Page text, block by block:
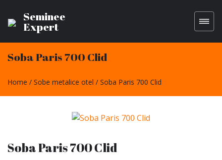
Seminee
Expert
Soba Paris 700 Clid
Home Sobe metalice otel Soba Paris 700 Clid
Soba Paris 700 Clid